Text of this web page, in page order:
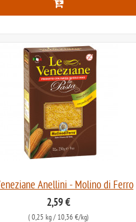
Anellini - Molino di Ferro
2,59 €
( 0,25 kg/ 10,36 €/kg)